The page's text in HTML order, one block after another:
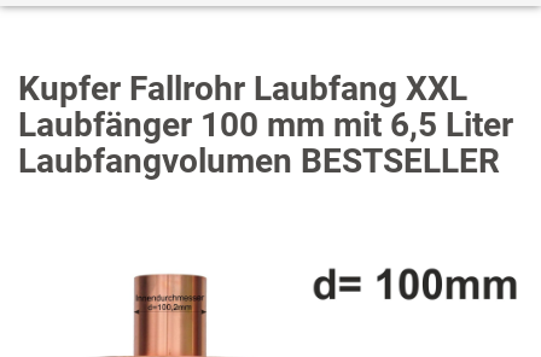
Kupfer Fallrohr Laubfang XXL
Laubfänger 100 mm mit 6,5 Liter
Laubfangvolumen BESTSELLER